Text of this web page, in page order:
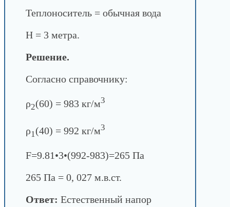
Теплоноситель = обычная вода
H = 3 метра.
Решение.
Согласно справочнику:
ρ2(60) = 983 кг/м3
ρ1 (40) = 992 кг/м3
F=9.81•3•(992-983)=265 Па
265 Па = 0, 027 м.в.ст.
Ответ: Естественный напор